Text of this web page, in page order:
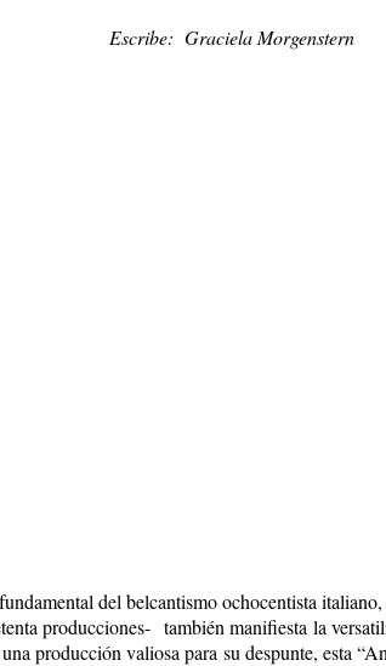
Escribe: Graciela Morgenstern
del belcantismo ochocentista
producciones- también manifiesta la
producción valiosa para su despunte, esta